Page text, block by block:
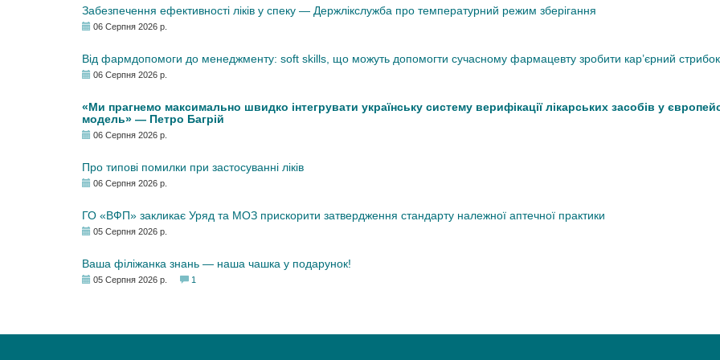
Забезпечення ефективності ліків у спеку — Держлікслужба про температурний режим зберігання
06 Серпня 2026 р.
Від фармдопомоги до менеджменту: soft skills, що можуть допомогти сучасному фармацевту зробити кар’єрний стрибок
06 Серпня 2026 р.
«Ми прагнемо максимально швидко інтегрувати українську систему верифікації лікарських засобів у
модель» — Петро Багрій
06 Серпня 2026 р.
Про типові помилки при застосуванні ліків
06 Серпня 2026 р.
ГО «ВФП» закликає Уряд та МОЗ прискорити затвердження стандарту належної аптечної практики
05 Серпня 2026 р.
Ваша філіжанка знань — наша чашка у подарунок!
05 Серпня 2026 р. 1